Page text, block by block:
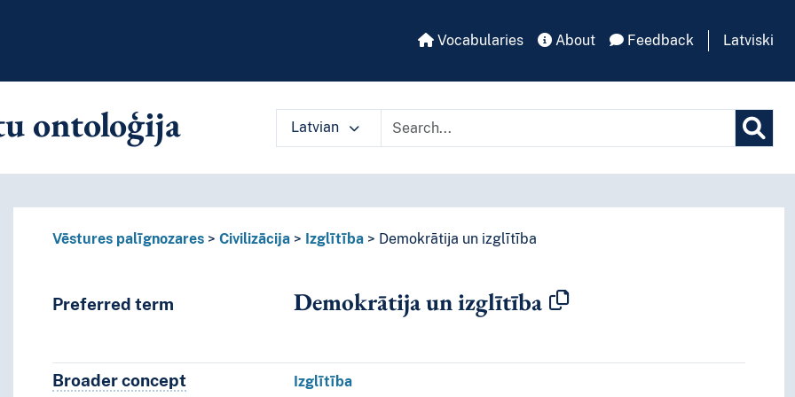
Vocabularies About Feedback Latviski
ontoloģija Latvian
contents by a criterion
Vēstures palīgnozares Civilizācija Izglītība Demokrātija un izglītība
Preferred term Demokrātija un izglītība
Broader conceptBroader conceptIzglītība